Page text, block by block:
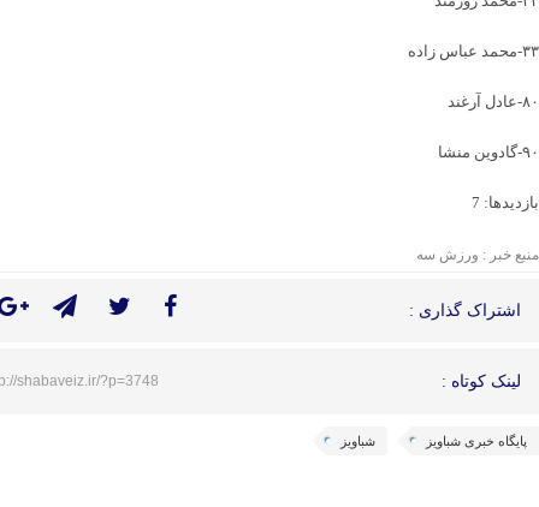
۳۳-محمد عباس زاده
۸۰-عادل آرغند
۹۰-گادوین منشا
بازدیدها: 7
منبع خبر : ورزش سه
اشتراک گذاری :
لینک کوتاه : shabaveiz.ir/?p=3748
پایگاه خبری شباویز شباویز